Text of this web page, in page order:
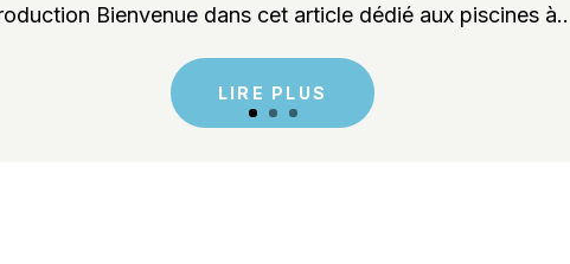
Bienvenue dans cet article dédié aux piscines
LIRE PLUS